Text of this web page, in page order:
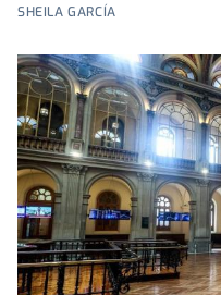
SHEILA GARCÍA